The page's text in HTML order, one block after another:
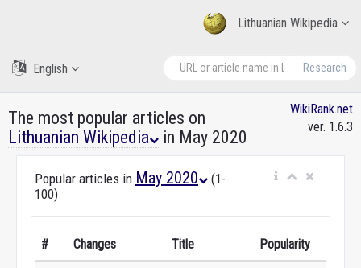
Lithuanian Wikipedia
Research
English
The most popular articles on
Lithuanian Wikipedia
in May 2020
WikiRank.net
ver. 1.6.3
Popular articles in May 2020
(1-
100)
# Changes Title Popularity